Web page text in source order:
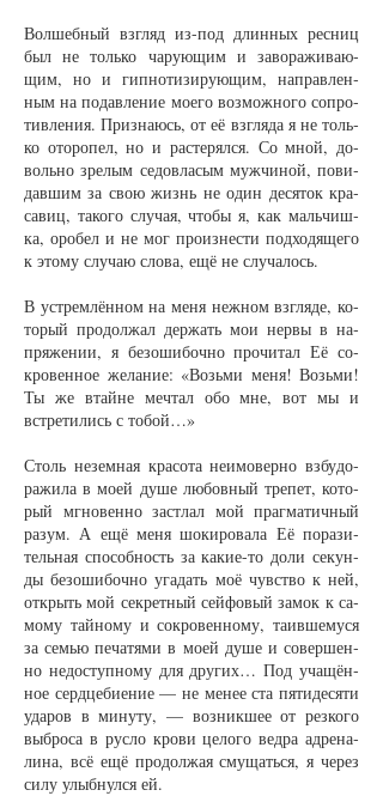
Вол­шеб­ный взгляд из-под длин­ных рес­ниц
был не толь­ко ча­ру­ю­щим и за­во­ра­жи­ва­ю­
щим, но и гип­но­ти­зи­ру­ю­щим, на­прав­лен­
ным на по­дав­ле­ние мо­е­го воз­мож­но­го со­про­
тив­ле­ния. При­зна­юсь, от её взгля­да я не толь­
ко ото­ро­пел, но и рас­те­рял­ся. Со мной, до­
воль­но зре­лым се­до­вла­сым муж­чи­ной, по­ви­
дав­шим за свою жизнь не один де­ся­ток кра­
са­виц, та­ко­го слу­чая, что­бы я, как маль­чиш­
ка, оро­бел и не мог про­из­нес­ти под­хо­дя­ще­го
к это­му слу­чаю сло­ва, ещё не слу­ча­лось.
В устрем­лён­ном на ме­ня неж­ном взгля­де, ко­
то­рый про­дол­жал дер­жать мои нер­вы в на­
пря­же­нии, я без­оши­боч­но про­чи­тал Её со­
кро­вен­ное же­ла­ние: «Возь­ми ме­ня! Возь­ми!
Ты же втай­не меч­тал обо мне, вот мы и
встре­ти­лись с то­бой…»
Столь не­зем­ная кра­со­та не­имо­вер­но взбу­до­
ра­жи­ла в мо­ей ду­ше лю­бов­ный тре­пет, ко­то­
рый мгно­вен­но за­стлал мой праг­ма­тич­ный
ра­зум. А ещё ме­ня шо­ки­ро­ва­ла Её по­ра­зи­
тель­ная спо­соб­ность за ка­кие-то до­ли се­кун­
ды без­оши­боч­но уга­дать моё чувст­во к ней,
от­крыть мой сек­рет­ный сей­фо­вый за­мок к са­
мо­му тай­но­му и со­кро­вен­но­му, та­ив­ше­му­ся
за семью пе­ча­тя­ми в мо­ей ду­ше и со­вер­шен­
но не­до­ступ­но­му для дру­гих… Под уча­щён­
ное серд­це­би­е­ние — не ме­нее ста пя­ти­де­ся­ти
уда­ров в ми­ну­ту, — воз­ник­шее от рез­ко­го
вы­бро­са в рус­ло кро­ви це­ло­го вед­ра ад­ре­на­
ли­на, всё ещё про­дол­жая сму­щать­ся, я че­рез
си­лу улыб­нул­ся ей.